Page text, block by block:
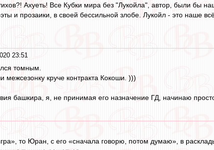
Ахуеть! Все Кубки мира без "Лукойла", автор, были бы
и прозаики, в своей бессильной злобе. Лукойл - это наше
23:51
томным.
круче контракта Кокоши. )))
башкира, я, не принимая его назначение ГД, начинаю
то Юран, с его «сначала говорю, потом думаю», в